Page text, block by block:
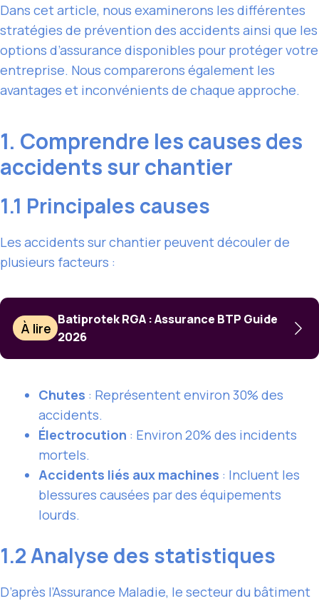
Dans cet article, nous examinerons les différentes
stratégies de prévention des accidents ainsi que les
options d’assurance disponibles pour protéger votre
entreprise. Nous comparerons également les
avantages et inconvénients de chaque approche.
1. Comprendre les causes des
accidents sur chantier
1.1 Principales causes
Les accidents sur chantier peuvent découler de
plusieurs facteurs :
À lire
Batiprotek RGA : Assurance BTP Guide
2026
Chutes : Représentent environ 30% des
accidents.
Électrocution : Environ 20% des incidents
mortels.
Accidents liés aux machines : Incluent les
blessures causées par des équipements
lourds.
1.2 Analyse des statistiques
D’après l’Assurance Maladie, le secteur du bâtiment